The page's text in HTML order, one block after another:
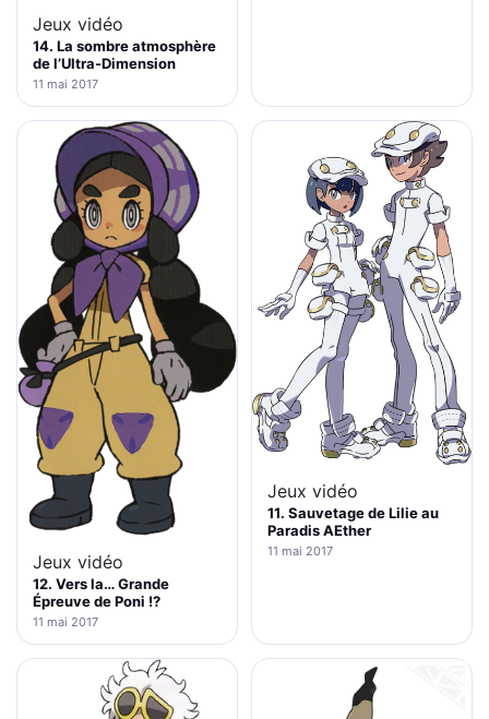
Jeux vidéo
14. La sombre atmosphère
de l’Ultra-Dimension
11 mai 2017
Jeux vidéo
12. Vers la… Grande
Épreuve de Poni !?
11 mai 2017
Jeux vidéo
11. Sauvetage de Lilie au
Paradis AEther
11 mai 2017